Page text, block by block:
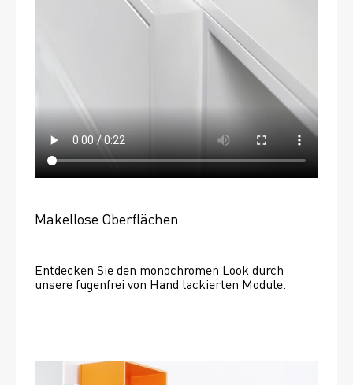
Makellose Oberflächen
Entdecken Sie den monochromen Look durch
unsere fugenfrei von Hand lackierten Module.